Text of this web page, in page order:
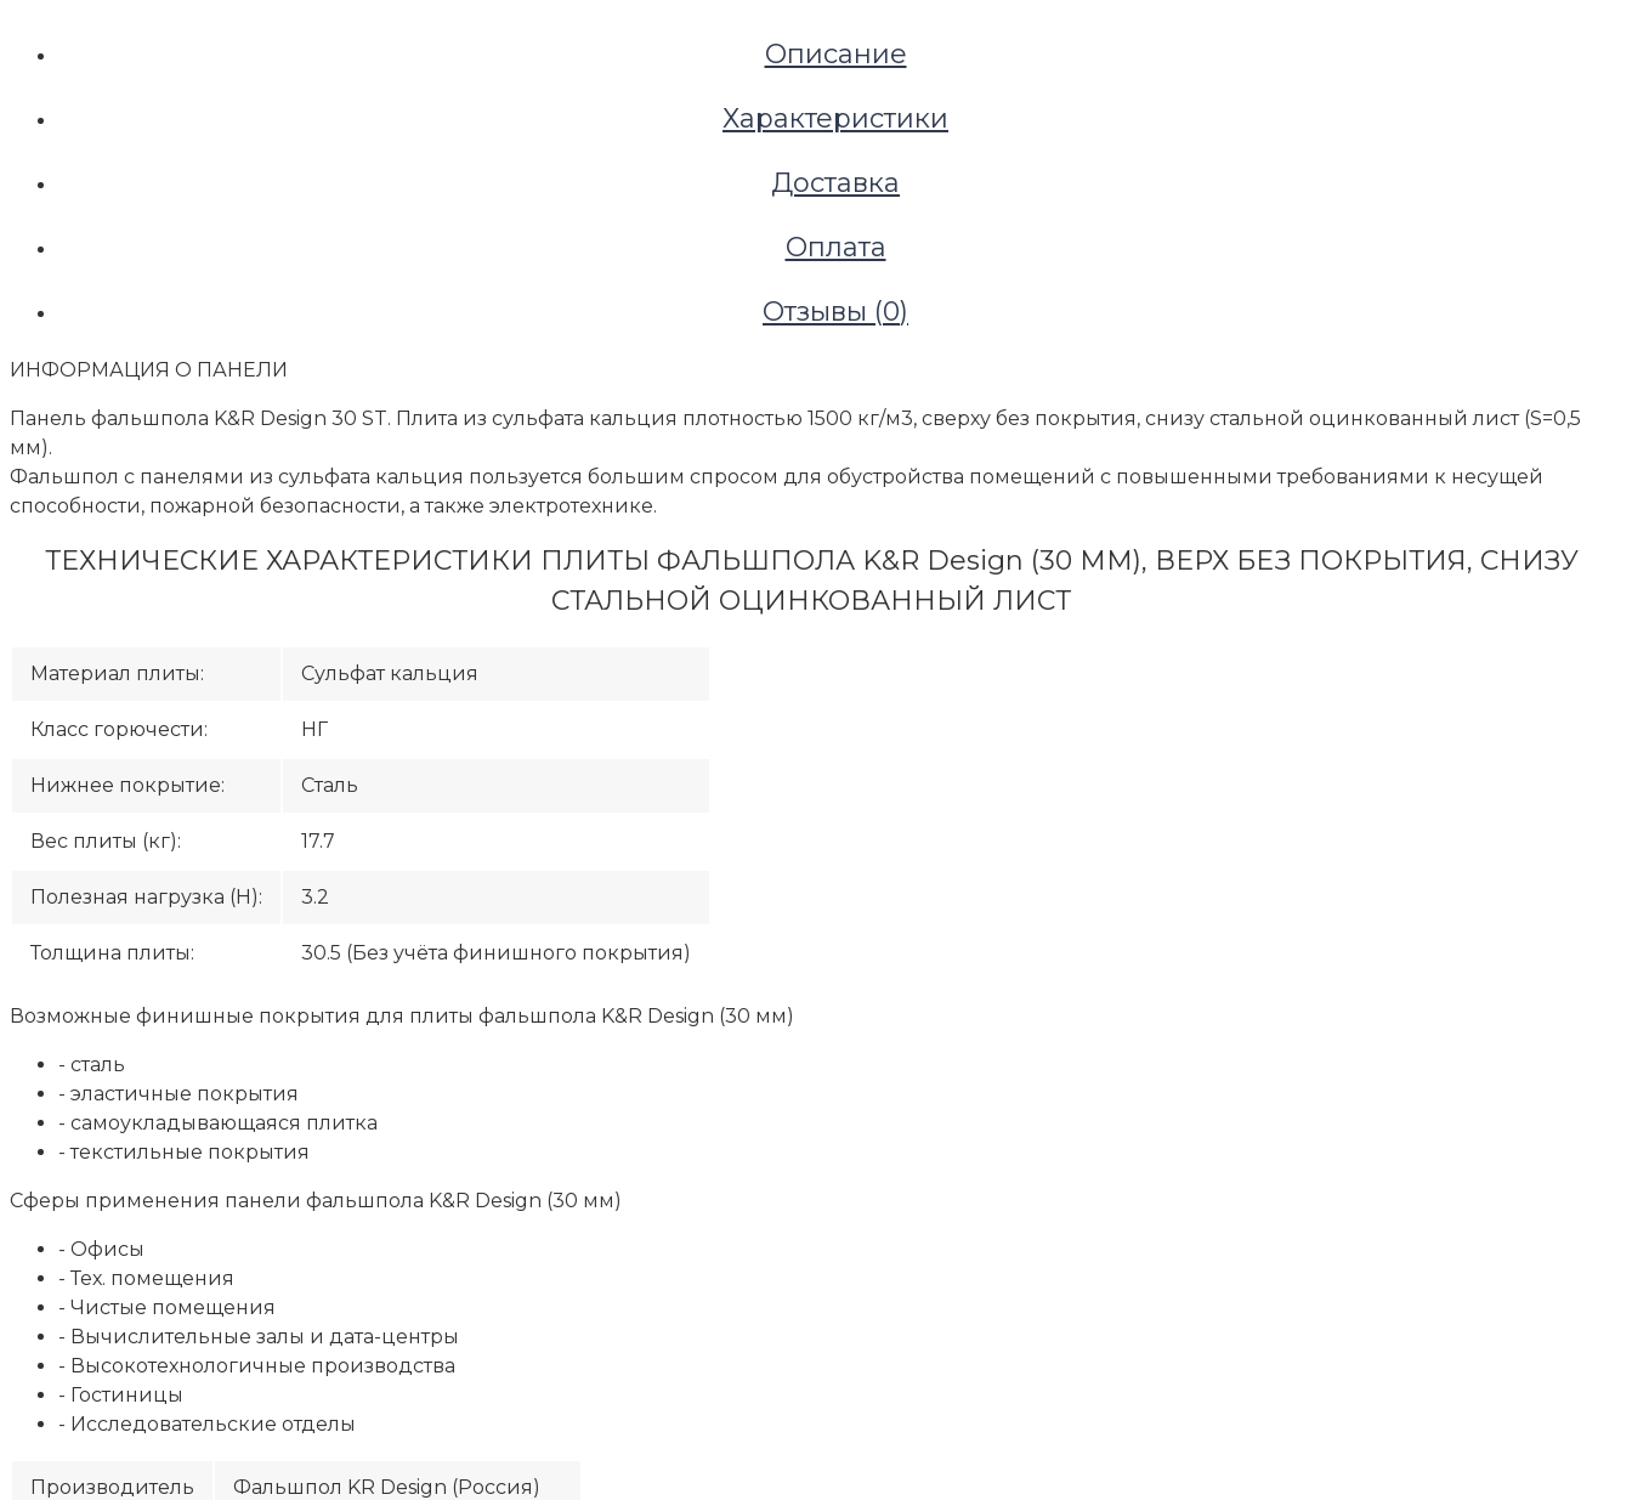
Описание
Характеристики
Доставка
Оплата
Отзывы (0)
ИНФОРМАЦИЯ О ПАНЕЛИ
Панель фальшпола K&R Design 30 ST. Плита из сульфата кальция плотностью 1500 кг/м3, сверху без покрытия, снизу стальной оцинкованный лист (S=0,5
мм).
Фальшпол с панелями из сульфата кальция пользуется большим спросом для обустройства помещений с повышенными требованиями к несущей
способности, пожарной безопасности, а также электротехнике.
ТЕХНИЧЕСКИЕ ХАРАКТЕРИСТИКИ ПЛИТЫ ФАЛЬШПОЛА K&R Design (30 ММ), ВЕРХ БЕЗ ПОКРЫТИЯ, СНИЗУ
СТАЛЬНОЙ ОЦИНКОВАННЫЙ ЛИСТ
Материал плиты: Сульфат кальция
Класс горючести: НГ
Нижнее покрытие: Сталь
Вес плиты (кг): 17.7
Полезная нагрузка (H): 3.2
Толщина плиты: 30.5 (Без учёта финишного покрытия)
Возможные финишные покрытия для плиты фальшпола K&R Design (30 мм)
- сталь
- эластичные покрытия
- самоукладывающаяся плитка
- текстильные покрытия
Сферы применения панели фальшпола K&R Design (30 мм)
- Офисы
- Тех. помещения
- Чистые помещения
- Вычислительные залы и дата-центры
- Высокотехнологичные производства
- Гостиницы
- Исследовательские отделы
Производитель Фальшпол KR Design (Россия)